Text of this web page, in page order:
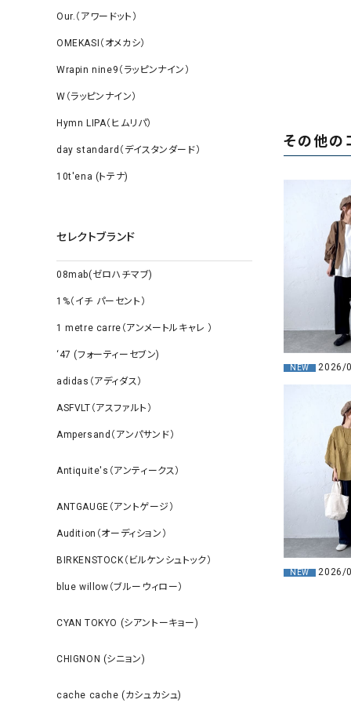
Our.（アワードット）
OMEKASI（オメカシ）
Wrapin nine9（ラッピンナイン）
W（ラッピンナイン）
Hymn LIPA（ヒムリパ）
day standard（デイスタンダード）
10t'ena (トテナ)
セレクトブランド
08mab(ゼロハチマブ)
1%（イチ パーセント）
1 metre carre（アンメートルキャレ ）
‘47 (フォーティーセブン)
adidas（アディダス）
ASFVLT（アスファルト）
Ampersand（アンパサンド）
Antiquite's（アンティークス）
ANTGAUGE（アントゲージ）
Audition（オーディション）
BIRKENSTOCK（ビルケンシュトック）
blue willow（ブルーウィロー）
CYAN TOKYO (シアントーキョー)
CHIGNON (シニョン)
cache cache (カシュカシュ)
その他の
NEW 2026/
NEW 2026/